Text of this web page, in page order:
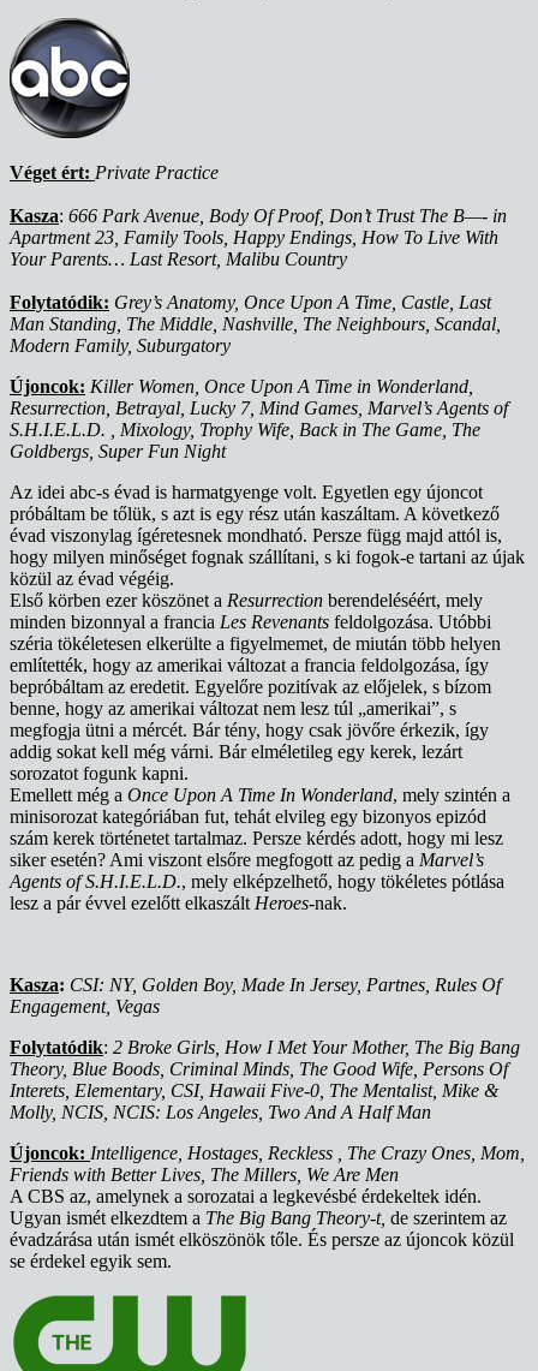
Véget ért: Private Practice
Kasza: 666 Park Avenue, Body Of Proof, Don’t Trust The B—- in
Apartment 23, Family Tools, Happy Endings, How To Live With
Your Parents… Last Resort, Malibu Country
Folytatódik: Grey’s Anatomy, Once Upon A Time, Castle, Last
Man Standing, The Middle, Nashville, The Neighbours, Scandal,
Modern Family, Suburgatory
Újoncok: Killer Women, Once Upon A Time in Wonderland,
Resurrection, Betrayal, Lucky 7, Mind Games, Marvel’s Agents of
S.H.I.E.L.D. , Mixology, Trophy Wife, Back in The Game, The
Goldbergs, Super Fun Night
Az idei abc-s évad is harmatgyenge volt. Egyetlen egy újoncot
próbáltam be tőlük, s azt is egy rész után kaszáltam. A következő
évad viszonylag ígéretesnek mondható. Persze függ majd attól is,
hogy milyen minőséget fognak szállítani, s ki fogok-e tartani az újak
közül az évad végéig.
Első körben ezer köszönet a Resurrection berendeléséért, mely
minden bizonnyal a francia Les Revenants feldolgozása. Utóbbi
széria tökéletesen elkerülte a figyelmemet, de miután több helyen
említették, hogy az amerikai változat a francia feldolgozása, így
bepróbáltam az eredetit. Egyelőre pozitívak az előjelek, s bízom
benne, hogy az amerikai változat nem lesz túl „amerikai”, s
megfogja ütni a mércét. Bár tény, hogy csak jövőre érkezik, így
addig sokat kell még várni. Bár elméletileg egy kerek, lezárt
sorozatot fogunk kapni.
Emellett még a Once Upon A Time In Wonderland, mely szintén a
minisorozat kategóriában fut, tehát elvileg egy bizonyos epizód
szám kerek történetet tartalmaz. Persze kérdés adott, hogy mi lesz
siker esetén? Ami viszont elsőre megfogott az pedig a Marvel’s
Agents of S.H.I.E.L.D., mely elképzelhető, hogy tökéletes pótlása
lesz a pár évvel ezelőtt elkaszált Heroes-nak.
Kasza: CSI: NY, Golden Boy, Made In Jersey, Partnes, Rules Of
Engagement, Vegas
Folytatódik: 2 Broke Girls, How I Met Your Mother, The Big Bang
Theory, Blue Boods, Criminal Minds, The Good Wife, Persons Of
Interets, Elementary, CSI, Hawaii Five-0, The Mentalist, Mike &
Molly, NCIS, NCIS: Los Angeles, Two And A Half Man
Újoncok: Intelligence, Hostages, Reckless , The Crazy Ones, Mom,
Friends with Better Lives, The Millers, We Are Men
A CBS az, amelynek a sorozatai a legkevésbé érdekeltek idén.
Ugyan ismét elkezdtem a The Big Bang Theory-t, de szerintem az
évadzárása után ismét elköszönök tőle. És persze az újoncok közül
se érdekel egyik sem.